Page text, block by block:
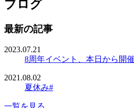
ブログ
最新の記事
2023.07.21
8周年イベント、本日から開催
2021.08.02
夏休み#